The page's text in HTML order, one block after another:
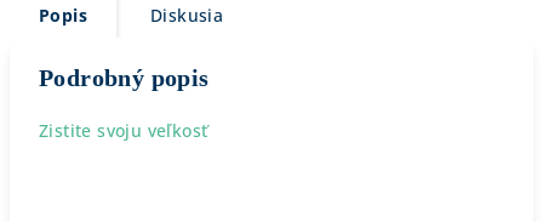
Popis Diskusia
Podrobný popis
Zistite svoju veľkosť